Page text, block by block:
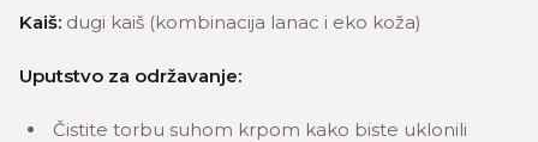
Kaiš: dugi kaiš (kombinacija lanac i eko koža)
Uputstvo za održavanje:
Čistite torbu suhom krpom kako biste uklonili